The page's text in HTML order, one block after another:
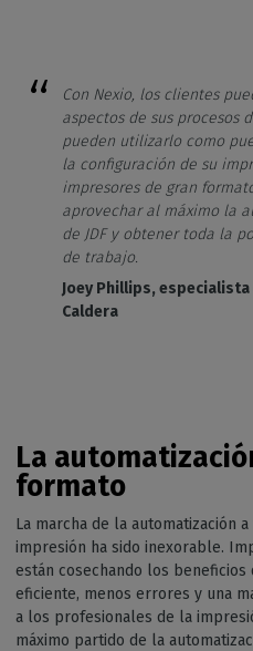
Con Nexio, los clientes
aspectos de sus procesos
pueden utilizarlo como
la configuración de su
impresores de gran
aprovechar al máximo la
de JDF y obtener toda la
de trabajo.
Joey Phillips,
Caldera
La
formato
La marcha de la automatización
impresión ha sido inexorable.
están cosechando los beneficios
eficiente, menos errores y una
a los profesionales de la
máximo partido de la